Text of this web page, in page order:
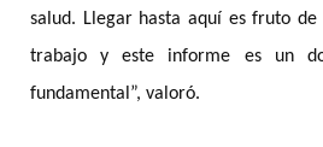
salud. Llegar hasta aquí es fruto
trabajo y este informe es un
fundamental”, valoró.